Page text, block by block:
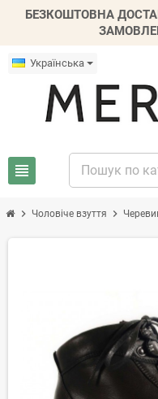
БЕЗКОШТОВНА
Українська
view_headline
chevron_right Чоловіче взуття chevron_right